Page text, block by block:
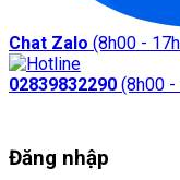
Chat Zalo (8h00 -
02839832290 (8h00 -
Đăng nhập